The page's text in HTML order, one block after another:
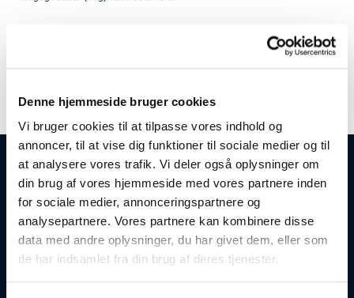
Denne hjemmeside bruger cookies
Vi bruger cookies til at tilpasse vores indhold og
annoncer, til at vise dig funktioner til sociale medier og til
at analysere vores trafik. Vi deler også oplysninger om
din brug af vores hjemmeside med vores partnere inden
for sociale medier, annonceringspartnere og
analysepartnere. Vores partnere kan kombinere disse
data med andre oplysninger, du har givet dem, eller som
de har indsamlet fra din brug af deres tjenester.
Åbningstider
Fredag: 08:00-12:30
Lørdag & Søndag: Lukket
Tlf.: 8628 1022